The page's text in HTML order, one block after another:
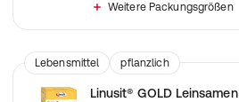
Weitere Packungsgrößen
Lebensmittel pflanzlich
Linusit® GOLD Leinsamen